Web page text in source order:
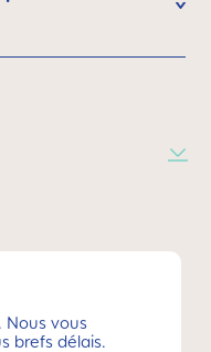
Nous vous
brefs délais.